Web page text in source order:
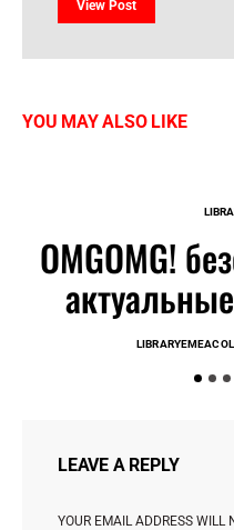
View Post
YOU MAY ALSO LIKE
OMGOMG!
LEAVE A REPLY
YOUR EMAIL ADDRESS WILL